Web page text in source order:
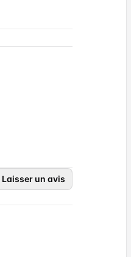
Laisser un avis